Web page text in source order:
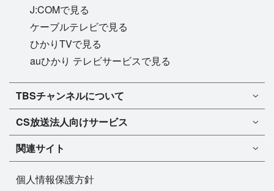
J:COMで見る
ケーブルテレビで見る
ひかりTVで見る
auひかり テレビサービスで見る
TBSチャンネル1
TBSチャンネル2
マンスリーガイド［PDF］
TBSチャンネルについて
TBSチャンネルについて
FAQ・よくあるご質問
インフォメーション
プレゼント
CS放送法人向けサービス
法人向けサービスについて
TBSチャンネル1
TBSチャンネル2
今月放送
ドラマ
バラエティ
音楽
関連サイト
BS-TBS
個人情報保護方針